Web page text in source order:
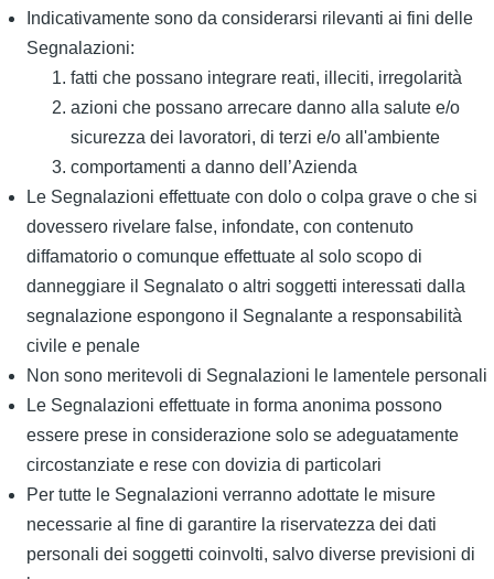
Indicativamente sono da considerarsi rilevanti ai fini delle
Segnalazioni:
fatti che possano integrare reati, illeciti, irregolarità
azioni che possano arrecare danno alla salute e/o
sicurezza dei lavoratori, di terzi e/o all'ambiente
comportamenti a danno dell’Azienda
Le Segnalazioni effettuate con dolo o colpa grave o che si
dovessero rivelare false, infondate, con contenuto
diffamatorio o comunque effettuate al solo scopo di
danneggiare il Segnalato o altri soggetti interessati dalla
segnalazione espongono il Segnalante a responsabilità
civile e penale
Non sono meritevoli di Segnalazioni le lamentele personali
Le Segnalazioni effettuate in forma anonima possono
essere prese in considerazione solo se adeguatamente
circostanziate e rese con dovizia di particolari
Per tutte le Segnalazioni verranno adottate le misure
necessarie al fine di garantire la riservatezza dei dati
personali dei soggetti coinvolti, salvo diverse previsioni di